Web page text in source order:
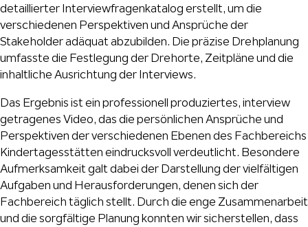
detaillierter Interviewfragenkatalog erstellt, um die
verschiedenen Perspektiven und Ansprüche der
Stakeholder adäquat abzubilden. Die präzise Drehplanung
umfasste die Festlegung der Drehorte, Zeitpläne und die
inhaltliche Ausrichtung der Interviews.
Das Ergebnis ist ein professionell produziertes, interview
getragenes Video, das die persönlichen Ansprüche und
Perspektiven der verschiedenen Ebenen des Fachbereichs
Kindertagesstätten eindrucksvoll verdeutlicht. Besondere
Aufmerksamkeit galt dabei der Darstellung der vielfältigen
Aufgaben und Herausforderungen, denen sich der
Fachbereich täglich stellt. Durch die enge Zusammenarbeit
und die sorgfältige Planung konnten wir sicherstellen, dass